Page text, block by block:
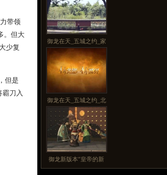
带领
。但大
少复
但是
刀入
御龙在天_五城之约_家
御龙在天_五城之约_北
御龙新版本“皇帝的新